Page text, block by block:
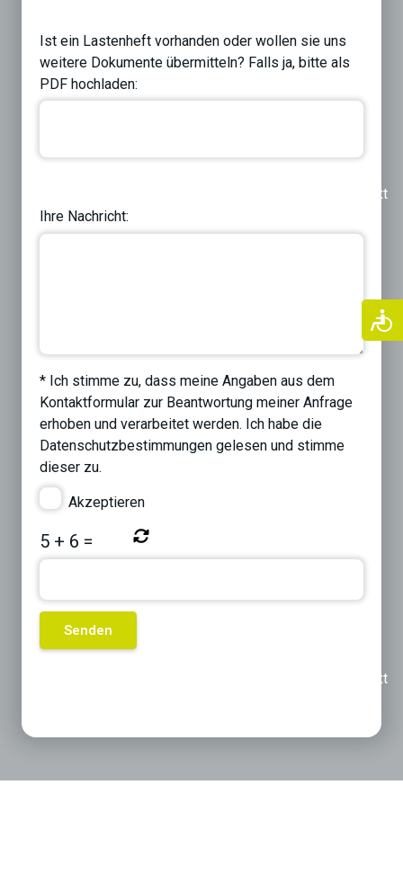
Ist ein Lastenheft vorhanden oder wollen sie uns
weitere Dokumente übermitteln? Falls ja, bitte als
PDF hochladen:
Next
Ihre Nachricht:
* Ich stimme zu, dass meine Angaben aus dem
Kontaktformular zur Beantwortung meiner Anfrage
erhoben und verarbeitet werden. Ich habe die
Datenschutzbestimmungen gelesen und stimme
dieser zu.
Akzeptieren
5 + 6 =
Next